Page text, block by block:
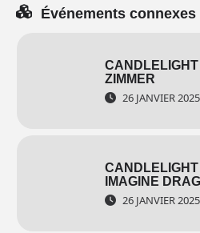
Événements connexes
ZIMMER
26 JANVIER
IMAGINE
26 JANVIER